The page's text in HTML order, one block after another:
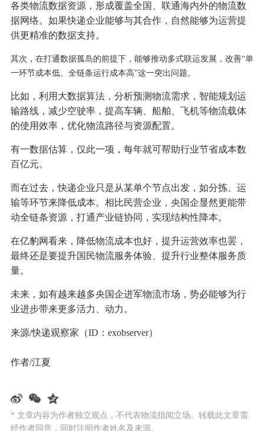
各类物流数据资源，形成覆盖全国、联通海内外的物流数
据网络。如果快递企业能够与其合作，自然能够为运营提
供更精准的数据支持。
其次，在打通数据孤岛的前提下，能够推动多式联运发展， 改善“单
一环节成本低、全链条运行成本高”这一突出问题。
比如，利用大数据算法，分析预测物流需求，智能规划运
输路线，减少空驶率，提高车辆、船舶、飞机等物流载体
的使用效率，优化物流路径与资源配置。
有一数据估算，仅此一项，每年就可帮助行业节省成本数
百亿元。
而在过去，快递企业只是从某单个节点出发，如分拣、运
输等环节来降低成本。相比民营企业，央国企显然更能带
动全链条资源，打通产业链协同，实现结构性降本。
在亿豹网看来，降低物流成本也好，提升运营效率也罢，
最终还是要提升国民物流服务体验、提升行业整体服务质
量。
未来，如有越来越多央国企进军物流市场，势必能够为行
业进步带来更多活力、动力。
来源/快递观察家（ID：exobserver）
作者/江夏
* 文章内容为作者独立观点，不代表物流指闻立场。转载此文章需
经作者同意，同时注明作者姓名及来源。